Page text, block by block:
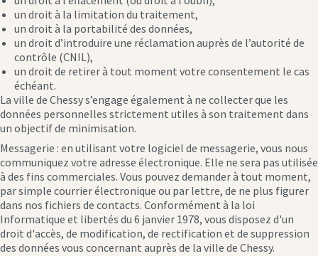
un droit à la limitation du traitement,
un droit à la portabilité des données,
un droit d’introduire une réclamation auprès de l’autorité de
contrôle (CNIL),
un droit de retirer à tout moment votre consentement le cas
échéant.
La ville de Chessy s’engage également à ne collecter que les
données personnelles strictement utiles à son traitement dans
un objectif de minimisation.
Messagerie : en utilisant votre logiciel de messagerie, vous nous
communiquez votre adresse électronique. Elle ne sera pas utilisée
à des fins commerciales. Vous pouvez demander à tout moment,
par simple courrier électronique ou par lettre, de ne plus figurer
dans nos fichiers de contacts. Conformément à la loi
Informatique et libertés du 6 janvier 1978, vous disposez d'un
droit d'accès, de modification, de rectification et de suppression
des données vous concernant auprès de la ville de Chessy.